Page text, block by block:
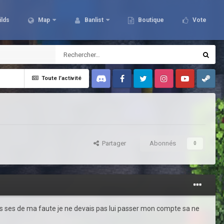
Map Banlist Boutique Vote
Toute l’activité
Discord FacebookTwitter InstagramYoutubeSteam
Partager Abonnés 0
de ma faute je ne devais pas lui passer mon compte sa ne